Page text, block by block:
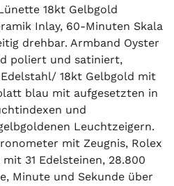
18kt Gelbgold
Inlay, 60-Minuten Skala
drehbar. Armband Oyster
poliert und satiniert,
18kt Gelbgold mit
blau mit aufgesetzten in
und
Leuchtzeigern.
mit Zeugnis, Rolex
31 Edelsteinen, 28.800
Minute und Sekunde über